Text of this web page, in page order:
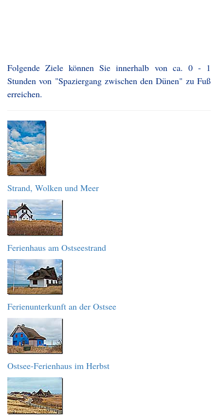
Folgende Ziele können Sie innerhalb von ca. 0 - 1
Stunden von "Spaziergang zwischen den Dünen" zu Fuß
erreichen.
Strand, Wolken und Meer
Ferienhaus am Ostseestrand
Ferienunterkunft an der Ostsee
Ostsee-Ferienhaus im Herbst